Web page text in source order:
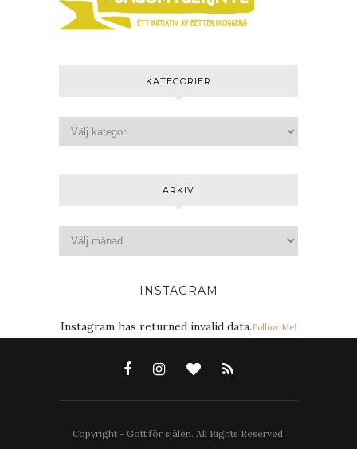
KATEGORIER
ARKIV
INSTAGRAM
Instagram has returned invalid data.Follow Me!
Copyright - Gott för själen. All Rights Reserved.